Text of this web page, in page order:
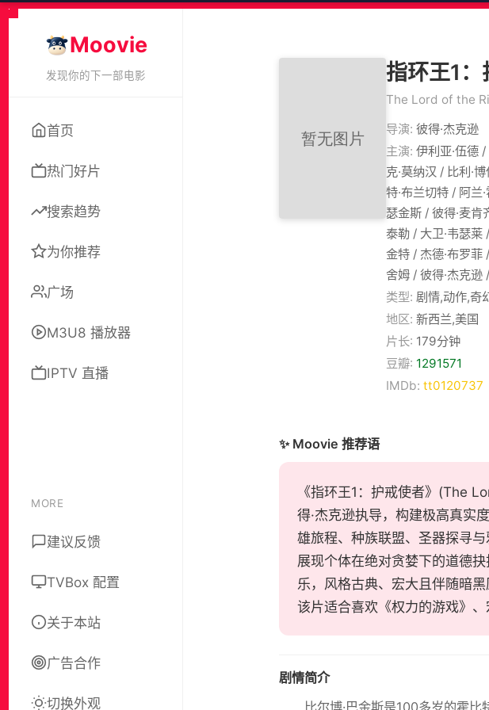
Moovie
发现你的下一部电影
首页
热门好片
搜索趋势
为你推荐
广场
M3U8 播放器
IPTV 直播
MORE
建议反馈
TVBox 配置
关于本站
广告合作
切换外观
指环王1
The Lord of the
导演: 彼得·杰克逊
主演: 伊利亚·伍德
克·莫纳汉 / 比利·
特·布兰切特 / 阿兰
瑟金斯 / 彼得·麦肯
泰勒 / 大卫·韦瑟莱
金特 / 杰德·布罗菲
舍姆 / 彼得·杰克逊
类型: 剧情,动作,奇
地区: 新西兰,美国
片长: 179分钟
豆瓣: 1291571
IMDb: tt0120737
✨ Moovie 推荐语
《指环王1：护戒使者》(The
得·杰克逊执导，构建极高真实
雄旅程、种族联盟、圣器探寻
展现个体在绝对贪婪下的道德
乐，风格古典、宏大且伴随暗
该片适合喜欢《权力的游戏》
剧情简介